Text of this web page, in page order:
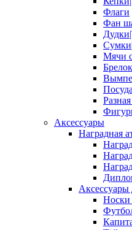
Флаги
Фан
Мячи
Посуда
Аксессуары
Наградная
Аксессуары
Носки